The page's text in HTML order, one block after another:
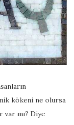
kökeni ne olursa
var mı? Diye